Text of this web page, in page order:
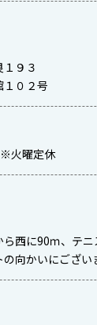
９３
０２号
火曜定休
西に90ｍ、テニ
向かいにござい